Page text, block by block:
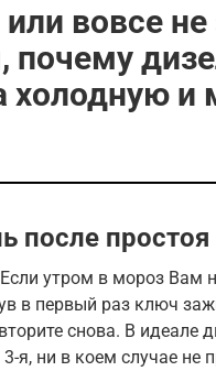
вовсе не
почему
холодную
после
утром в мороз Вам
в первый раз ключ
снова. В идеале
я, ни в коем случае не